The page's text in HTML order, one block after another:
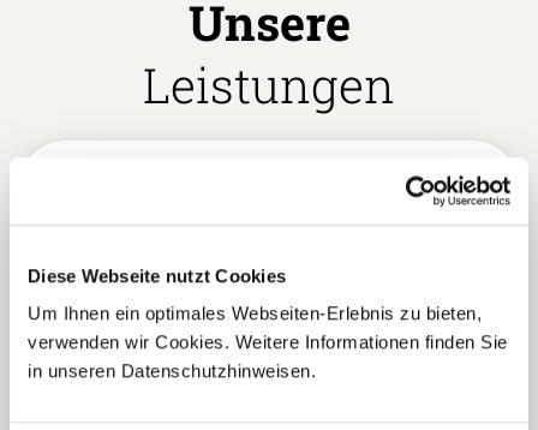
Diese Webseite nutzt Cookies
Um Ihnen ein optimales Webseiten-Erlebnis zu bieten,
verwenden wir Cookies. Weitere Informationen finden Sie
in unseren Datenschutzhinweisen.
Unsere
Leistungen
Alle in der Tourbeschreibung angegebenen
Besichtigungen während der Reise